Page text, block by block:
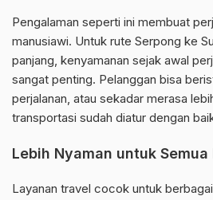
Pengalaman seperti ini membuat
manusiawi. Untuk rute Serpong ke
panjang, kenyamanan sejak awal
sangat penting. Pelanggan bisa
perjalanan, atau sekadar merasa
transportasi sudah diatur dengan
Lebih Nyaman untuk Semua
Layanan travel cocok untuk